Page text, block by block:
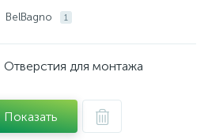
BelBagno 1
Отверстия для монтажа
Показать